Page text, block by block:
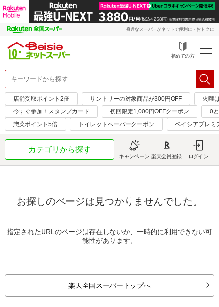
身近なスーパーがネットで便利に・おトクに
初めての方
店舗受取ポイント2倍 サントリーの対象商品が300円OFF
火曜
今すぐ参加！スタンプカード
初回限定1,000円OFFクーポン
0
惣菜ポイント5倍
トイレットペーパークーポン ベイシアプレミ
カテゴリから探す
キャンペーン 楽天会員登録 ログイン
お探しのページは見つかりませんでした。
指定されたURLのページは存在しないか、一時的に利用できない可
能性があります。
楽天全国スーパートップへ